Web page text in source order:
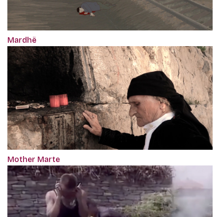
Mardhë
Mother Marte